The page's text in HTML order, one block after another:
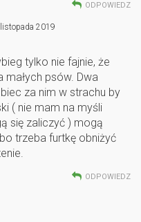
ODPOWIEDZ
2019
tylko nie fajnie, że
psów. Dwa
za nim w strachu by
( nie mam na myśli
się zaliczyć ) mogą
trzeba furtkę obniżyć
ODPOWIEDZ